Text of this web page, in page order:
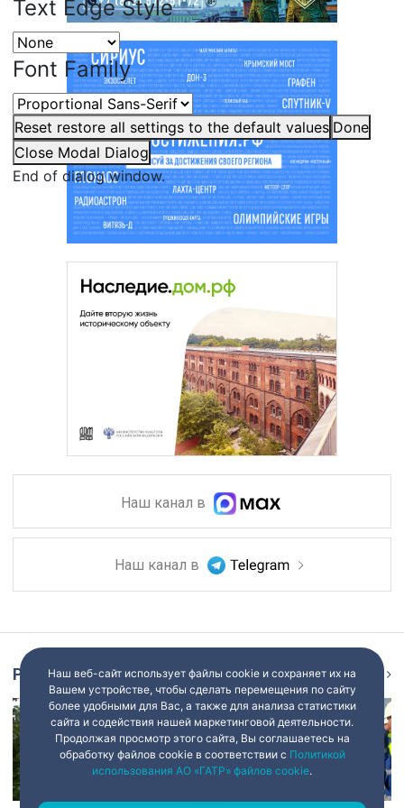
Text Edge Style
Font Family
Reset restore all settings to the default values Done
Close Modal Dialog
End of dialog window.
Наш канал в
Наш канал в
Репортаж
Наш веб-сайт использует файлы cookie и сохраняет их на
Вашем устройстве, чтобы сделать перемещения по сайту
более удобными для Вас, а также для анализа статистики
сайта и содействия нашей маркетинговой деятельности.
Продолжая просмотр этого сайта, Вы соглашаетесь на
обработку файлов cookie в соответствии с Политикой
использования АО «ГАТР» файлов cookie.